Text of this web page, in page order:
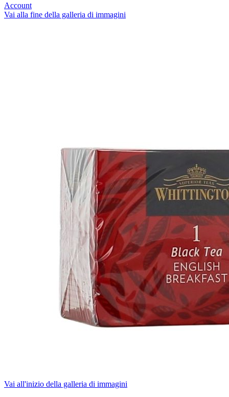
Account
Vai alla fine della galleria di immagini
Vai all'inizio della galleria di immagini